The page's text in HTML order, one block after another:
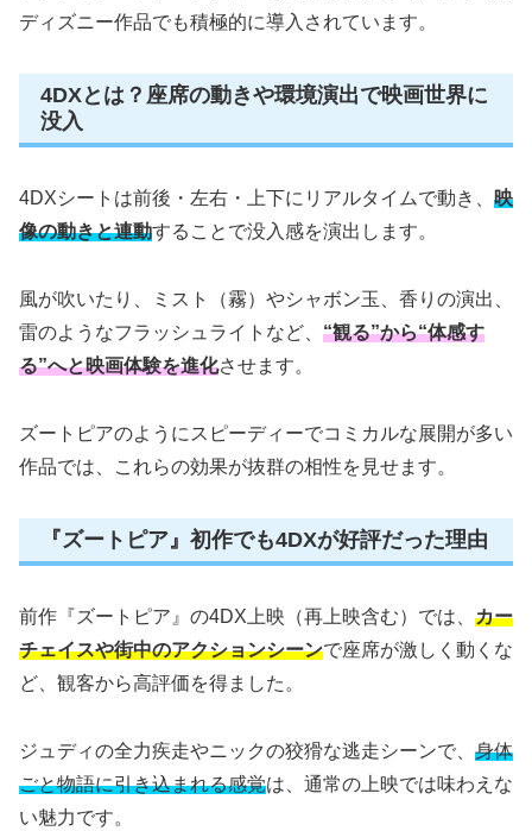
ディズニー作品でも積極的に導入されています。
4DXとは？座席の動きや環境演出で映画世界に
没入
4DXシートは前後・左右・上下にリアルタイムで動き、 映
像の動きと連動することで没入感を演出します。
風が吹いたり、ミスト（霧）やシャボン玉、香りの演出、
雷のようなフラッシュライトなど、 “観る”から“体感す
る”へと映画体験を進化させます。
ズートピアのようにスピーディーでコミカルな展開が多い
作品では、これらの効果が抜群の相性を見せます。
『ズートピア』初作でも4DXが好評だった理由
前作『ズートピア』の4DX上映（再上映含む）では、 カー
チェイスや街中のアクションシーンで座席が激しく動くな
ど、観客から高評価を得ました。
ジュディの全力疾走やニックの狡猾な逃走シーンで、 身体
ごと物語に引き込まれる感覚は、通常の上映では味わえな
い魅力です。